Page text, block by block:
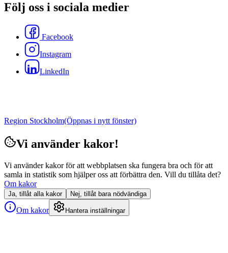
Följ oss i sociala medier
Facebook
Instagram
LinkedIn
Region Stockholm(Öppnas i nytt fönster)
Vi använder kakor!
Vi använder kakor för att webbplatsen ska fungera bra och för att
samla in statistik som hjälper oss att förbättra den. Vill du tillåta det?
Om kakor
Ja, tillåt alla kakor Nej, tillåt bara nödvändiga
Om kakor Hantera inställningar